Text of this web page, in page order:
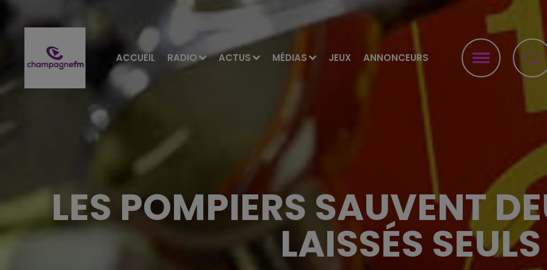
ACCUEIL RADIO ACTUS MÉDIAS JEUX ANNONCEURS
LES POMPIERS SAUVENT
LAISSÉS SEULS